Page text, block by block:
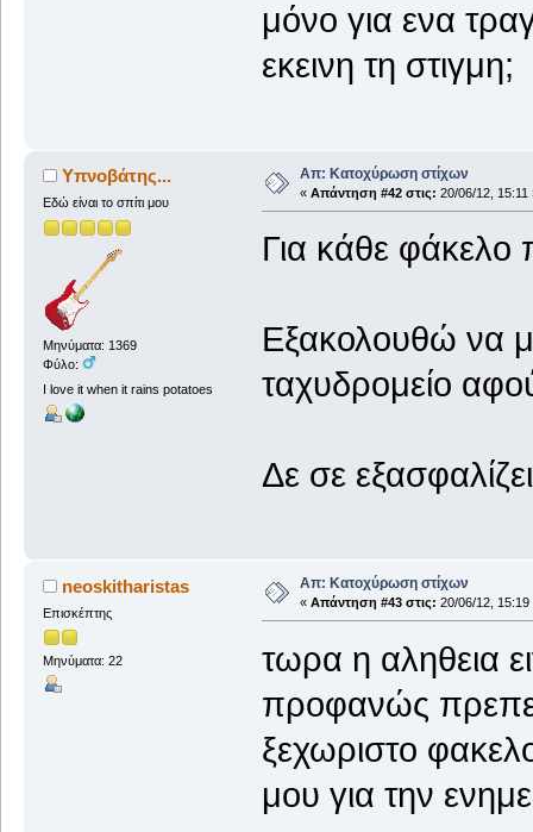
μόνο για ενα
εκεινη τη στιγμη;
Υπνοβάτης...
Εδώ είναι το σπίτι μου
Μηνύματα: 1369
Φύλο:
I love it when it rains potatoes
Απ: Κατοχύρωση στίχων
« Απάντηση #42 στις: 20/06/12, 15:11
Για κάθε φάκελο
Εξακολουθώ να
ταχυδρομείο
Δε σε
neoskitharistas
Επισκέπτης
Μηνύματα: 22
Απ: Κατοχύρωση στίχων
« Απάντηση #43 στις: 20/06/12, 15:19
τωρα η αληθεια
προφανώς
ξεχωριστο
μου για την